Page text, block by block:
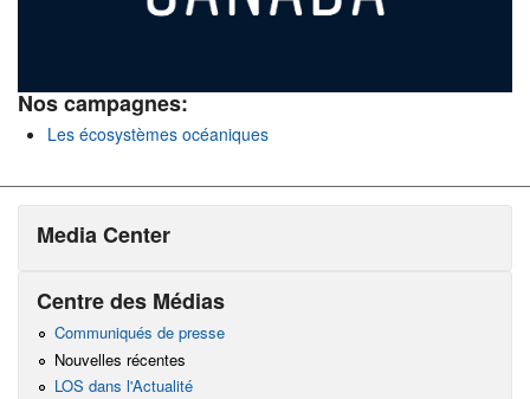
Nos campagnes:
Les écosystèmes océaniques
Media Center
Centre des Médias
Communiqués de presse
Nouvelles récentes
LOS dans l'Actualité